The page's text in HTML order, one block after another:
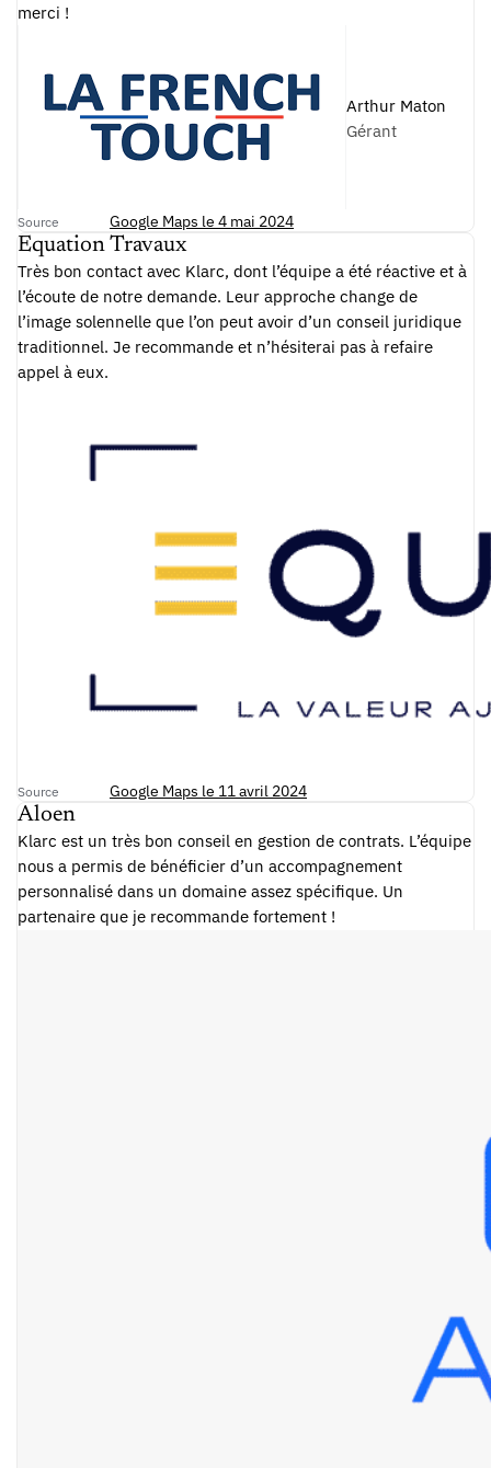
merci !
Arthur Maton
Gérant
Source Google Maps le 4 mai 2024
Equation Travaux
Très bon contact avec Klarc, dont l’équipe a été réactive et à
l’écoute de notre demande. Leur approche change de
l’image solennelle que l’on peut avoir d’un conseil juridique
traditionnel. Je recommande et n’hésiterai pas à refaire
appel à eux.
Source Google Maps le 11 avril 2024
Aloen
Klarc est un très bon conseil en gestion de contrats. L’équipe
nous a permis de bénéficier d’un accompagnement
personnalisé dans un domaine assez spécifique. Un
partenaire que je recommande fortement !